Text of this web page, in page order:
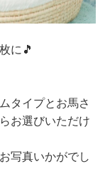
に 🎵
タイプとお馬さ
お選びいただけ
写真いかがでし